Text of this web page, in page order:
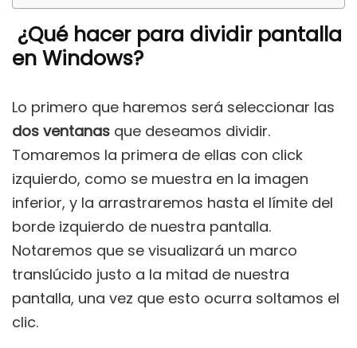
¿Qué hacer para dividir pantalla
en Windows?
Lo primero que haremos será seleccionar las
dos ventanas que deseamos dividir.
Tomaremos la primera de ellas con click
izquierdo, como se muestra en la imagen
inferior, y la arrastraremos hasta el límite del
borde izquierdo de nuestra pantalla.
Notaremos que se visualizará un marco
translúcido justo a la mitad de nuestra
pantalla, una vez que esto ocurra soltamos el
clic.